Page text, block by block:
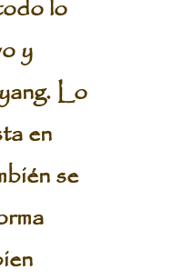
lo
y
Lo
en
se